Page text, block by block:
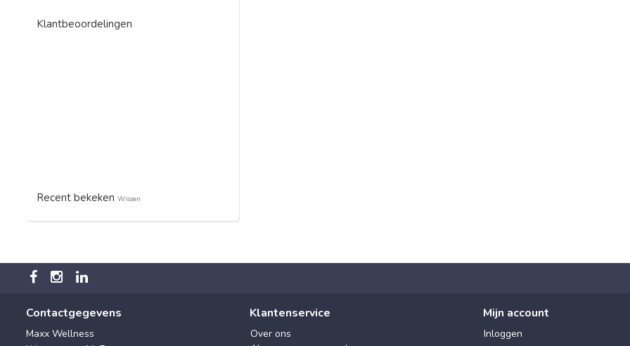
Klantbeoordelingen
Recent bekeken Wissen
Contactgegevens
Maxx Wellness
Klantenservice
Over ons
Mijn account
Inloggen